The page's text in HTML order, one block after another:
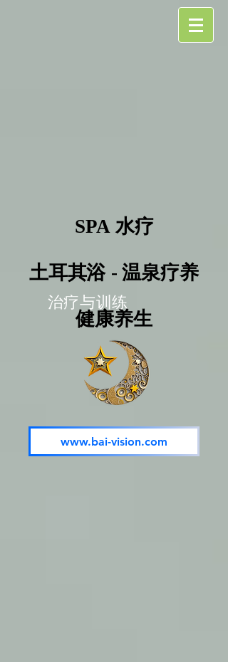
SPA 水疗
土耳其浴 - 温泉疗养
健康养生
SPA 水疗
土耳其浴 - 温泉疗养
健康养生
治疗与训练
www.bai-vision.com